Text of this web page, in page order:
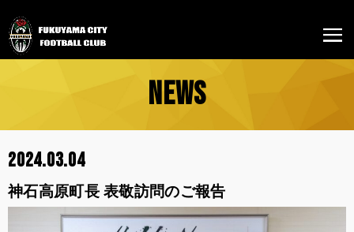
NEWS
2024.03.04
神石高原町長 表敬訪問のご報告